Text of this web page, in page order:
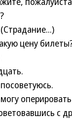
цену
с